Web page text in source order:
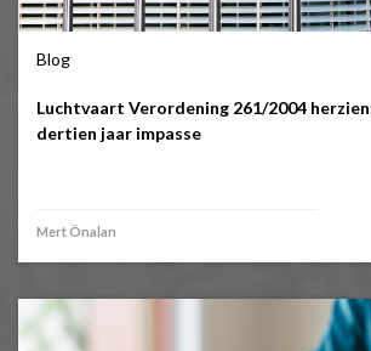
Blog
Luchtvaart Verordening 261/2004
dertien jaar impasse
Mert Önalan